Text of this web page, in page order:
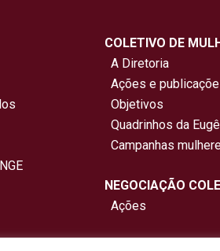
COLETIVO DE
A Diretoria
Ações e
Objetivos
Quadrinhos da
Campanhas
NEGOCIAÇÃO
Ações